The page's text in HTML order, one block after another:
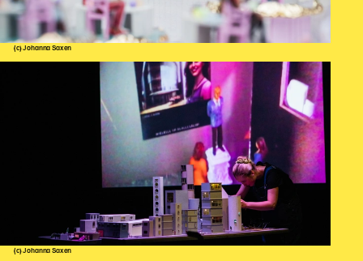
(c) Johanna Saxen
(c) Johanna Saxen